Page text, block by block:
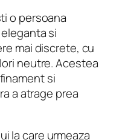
o persoana
si
mai discrete, cu
neutre. Acestea
si
a atrage prea
la care urmeaza